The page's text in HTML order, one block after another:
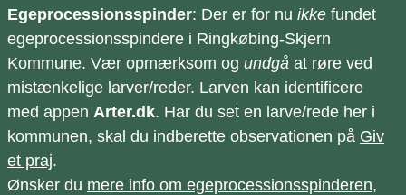
Egeprocessionsspinder: Der er for nu ikke fundet
egeprocessionsspindere i Ringkøbing-Skjern
Kommune. Vær opmærksom og undgå at røre ved
mistænkelige larver/reder. Larven kan identificere
med appen Arter.dk. Har du set en larve/rede her i
kommunen, skal du indberette observationen på Giv
et praj.
Ønsker du mere info om egeprocessionsspinderen,